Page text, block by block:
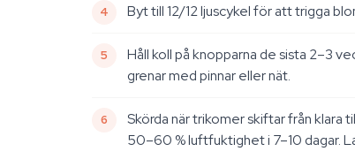
Byt till 12/12 ljuscykel för att trigga
Håll koll på knopparna de sista 2–3
grenar med pinnar eller nät.
Skörda när trikomer skiftar från klara
50–60 % luftfuktighet i 7–10 dagar.